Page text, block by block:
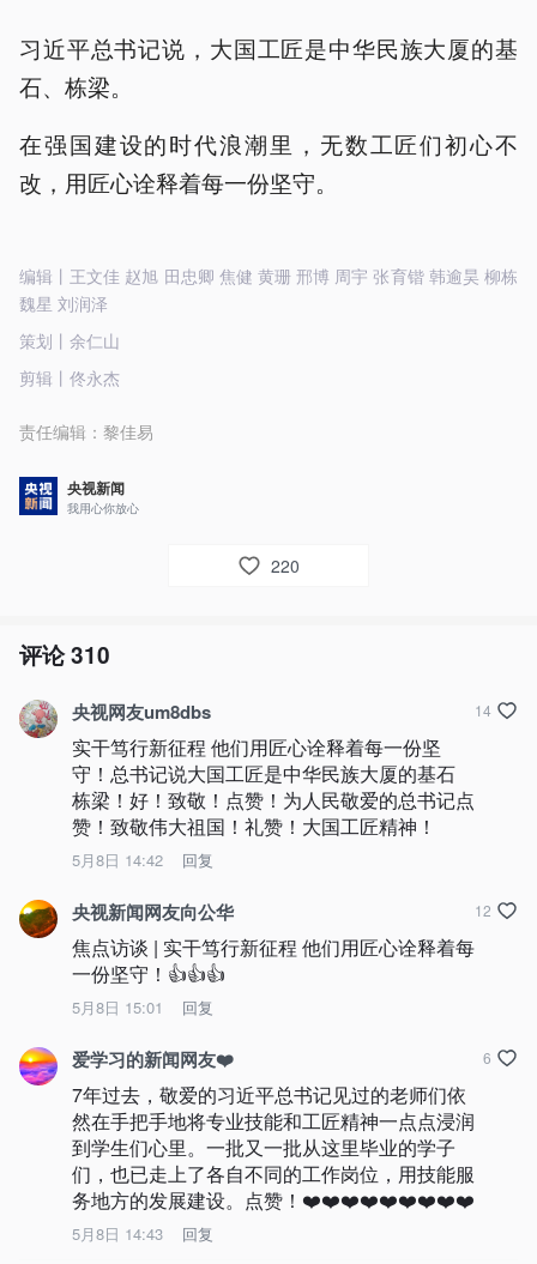
习近平总书记说，大国工匠是中华民族大厦的基
石、栋梁。
在强国建设的时代浪潮里，无数工匠们初心不
改，用匠心诠释着每一份坚守。
编辑丨王文佳 赵旭 田忠卿 焦健 黄珊 邢博 周宇 张育锴 韩逾昊 柳栋
魏星 刘润泽
策划丨余仁山
剪辑丨佟永杰
责任编辑： 黎佳易
央视新闻
我用心你放心
220
评论310
央视网友um8dbs
实干笃行新征程 他们用匠心诠释着每一份坚
守！总书记说大国工匠是中华民族大厦的基石
栋梁！好！致敬！点赞！为人民敬爱的总书记点
赞！致敬伟大祖国！礼赞！大国工匠精神！
5月8日 14:42 回复
14
央视新闻网友向公华
焦点访谈 | 实干笃行新征程 他们用匠心诠释着每
一份坚守！👍👍👍
5月8日 15:01 回复
12
爱学习的新闻网友❤️
7年过去，敬爱的习近平总书记见过的老师们依
然在手把手地将专业技能和工匠精神一点点浸润
到学生们心里。一批又一批从这里毕业的学子
们，也已走上了各自不同的工作岗位，用技能服
务地方的发展建设。点赞！❤️❤️❤️❤️❤️❤️❤️❤️❤️
5月8日 14:43 回复
6